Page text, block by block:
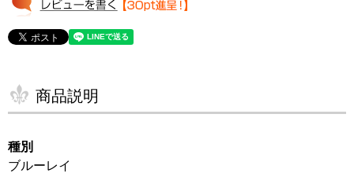
商品説明
種別
ブルーレイ